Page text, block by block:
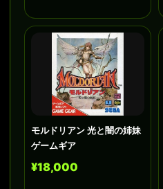
モルドリアン 光と闇の姉妹
ゲームギア
¥18,000